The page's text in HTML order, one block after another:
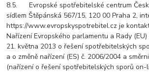
8.5. Evropské spotřebitelské centrum
sídlem Štěpánská 567/15, 120 00 Praha 2,
https://www.evropskyspotrebitel.cz je
Nařízení Evropského parlamentu a Rady
21. května 2013 o řešení spotřebitelských
a o změně nařízení (ES) č. 2006/2004 a
(nařízení o řešení spotřebitelských sporů on-